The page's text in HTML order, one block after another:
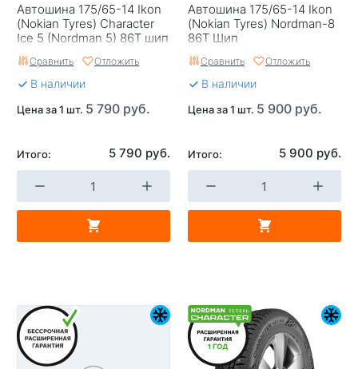
Автошина 175/65-14 Ikon
(Nokian Tyres) Character
Ice 5 (Nordman 5) 86T шип
Сравнить Отложить
В наличии
Цена за 1 шт. 5 790 руб.
Итого: 5 790 руб.
Автошина 175/65-14 Ikon
(Nokian Tyrеs) Nordman-8
86T Шип
Сравнить Отложить
В наличии
Цена за 1 шт. 5 900 руб.
Итого: 5 900 руб.